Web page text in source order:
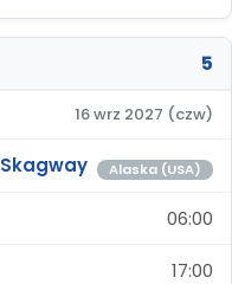
5
16 wrz 2027 (czw)
Skagway Alaska (USA)
06:00
17:00